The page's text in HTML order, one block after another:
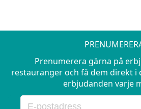
Skogshuggarsill
Wasabi & sojasill
Portabello, syltad ingefära
Prenumerera gärna på
restauranger och få dem direkt i
erbjudanden varje